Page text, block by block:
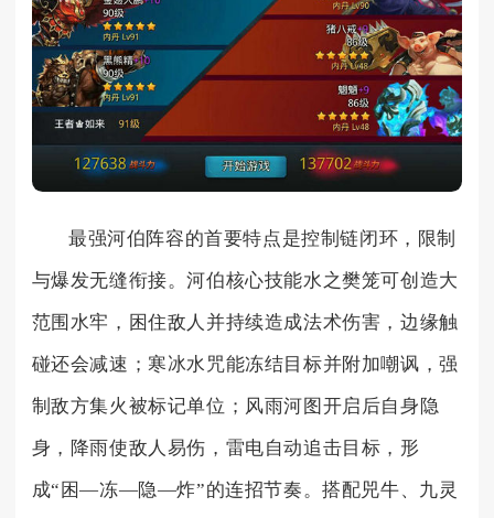
最强河伯阵容的首要特点是控制链闭环，限制
与爆发无缝衔接。河伯核心技能水之樊笼可创造大
范围水牢，困住敌人并持续造成法术伤害，边缘触
碰还会减速；寒冰水咒能冻结目标并附加嘲讽，强
制敌方集火被标记单位；风雨河图开启后自身隐
身，降雨使敌人易伤，雷电自动追击目标，形
成“困—冻—隐—炸”的连招节奏。搭配兕牛、九灵